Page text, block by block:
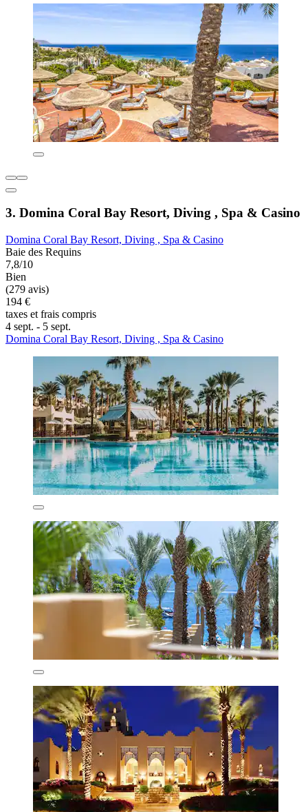
3. Domina Coral Bay Resort, Diving , Spa & Casino
Domina Coral Bay Resort, Diving , Spa & Casino
Baie des Requins
7,8/10
Bien
(279 avis)
194 €
taxes et frais compris
4 sept. - 5 sept.
Domina Coral Bay Resort, Diving , Spa & Casino